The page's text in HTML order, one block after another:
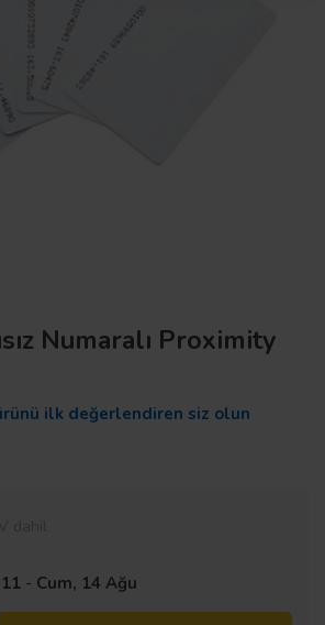
Numaralı Proximity
ilk değerlendiren siz olun
- Cum, 14 Ağu